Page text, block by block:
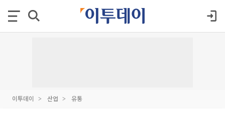
이투데이 산업 유통